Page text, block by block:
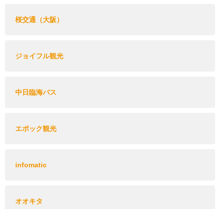
桜交通（大阪）
ジョイフル観光
中日臨海バス
エポック観光
infomatic
オオキタ